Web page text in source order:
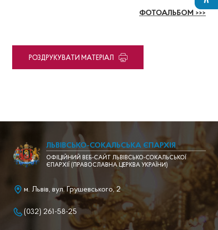
ФОТОАЛЬБОМ >>>
PОЗДРУКУВАТИ МАТЕРІАЛ
ЛЬВІВСЬКО-СОКАЛЬСЬКА ЄПАРХІЯ
ОФІЦІЙНИЙ ВЕБ-САЙТ ЛЬВІВСЬКО-СОКАЛЬСЬКОЇ
ЄПАРХІЇ (ПРАВОСЛАВНА ЦЕРКВА УКРАЇНИ)
м. Львів, вул. Грушевського, 2
(032) 261-58-25